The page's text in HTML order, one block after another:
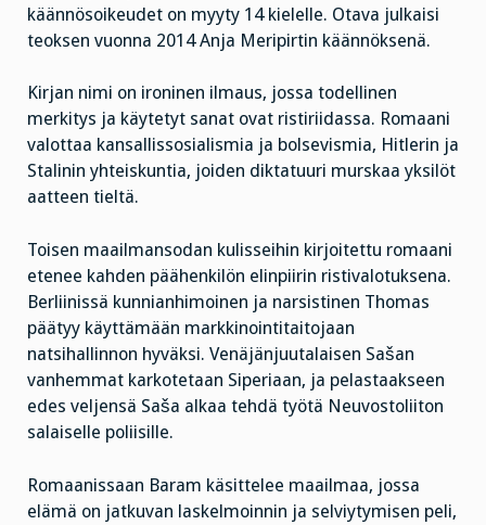
käännösoikeudet on myyty 14 kielelle. Otava julkaisi
teoksen vuonna 2014 Anja Meripirtin käännöksenä.
Kirjan nimi on ironinen ilmaus, jossa todellinen
merkitys ja käytetyt sanat ovat ristiriidassa. Romaani
valottaa kansallissosialismia ja bolsevismia, Hitlerin ja
Stalinin yhteiskuntia, joiden diktatuuri murskaa yksilöt
aatteen tieltä.
Toisen maailmansodan kulisseihin kirjoitettu romaani
etenee kahden päähenkilön elinpiirin ristivalotuksena.
Berliinissä kunnianhimoinen ja narsistinen Thomas
päätyy käyttämään markkinointitaitojaan
natsihallinnon hyväksi. Venäjänjuutalaisen Sašan
vanhemmat karkotetaan Siperiaan, ja pelastaakseen
edes veljensä Saša alkaa tehdä työtä Neuvostoliiton
salaiselle poliisille.
Romaanissaan Baram käsittelee maailmaa, jossa
elämä on jatkuvan laskelmoinnin ja selviytymisen peli,